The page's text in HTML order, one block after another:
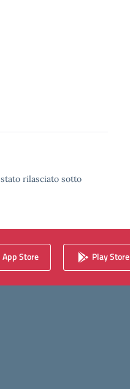
rilasciato sotto
App Store Play Store